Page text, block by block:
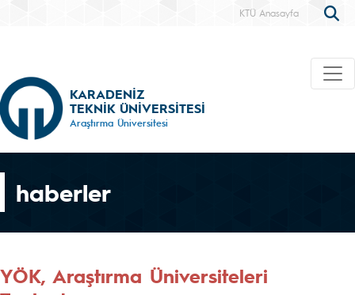
KTÜ Anasayfa
KARADENİZ
TEKNİK ÜNİVERSİTESİ
Araştırma Üniversitesi
haberler
YÖK, Araştırma Üniversiteleri